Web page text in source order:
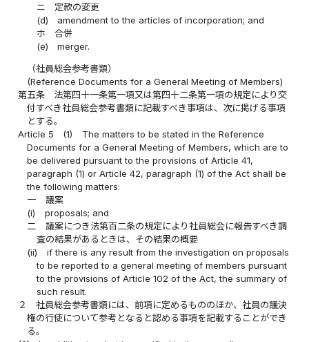
ニ
定款の変更
(d)
amendment to the articles of incorporation; and
ホ
合併
(e)
merger.
（社員総会参考書類）
(Reference Documents for a General Meeting of Members)
第五条
法第四十一条第一項又は第四十二条第一項の規定により交
付すべき社員総会参考書類に記載すべき事項は、次に掲げる事項
とする。
Article 5
(1)
The matters to be stated in the Reference
Documents for a General Meeting of Members, which are to
be delivered pursuant to the provisions of Article 41,
paragraph (1) or Article 42, paragraph (1) of the Act shall be
the following matters:
一
議案
(i)
proposals; and
二
議案につき法第百二条の規定により社員総会に報告すべき調
査の結果があるときは、その結果の概要
(ii)
if there is any result from the investigation on proposals
to be reported to a general meeting of members pursuant
to the provisions of Article 102 of the Act, the summary of
such result.
２
社員総会参考書類には、前項に定めるもののほか、社員の議決
権の行使について参考となると認める事項を記載することができ
る。